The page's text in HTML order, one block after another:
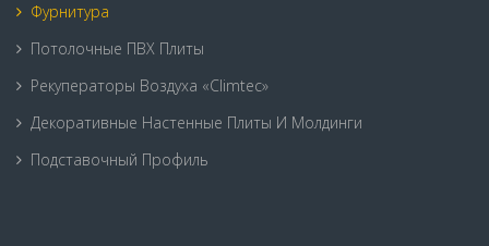
Фурнитура
Потолочные ПВХ Плиты
Рекуператоры Воздуха «Climtec»
Декоративные Настенные Плиты И Молдинги
Подставочный Профиль